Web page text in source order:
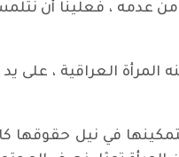
من عدمه ، فعلينا أن
في نيل حقوقها